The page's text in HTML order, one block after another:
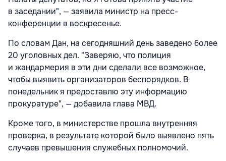
в заседании", — заявила министр на пресс-
конференции в воскресенье.
По словам Дан, на сегодняшний день заведено более
20 уголовных дел. "Заверяю, что полиция
и жандармерия в эти дни сделали все возможное,
чтобы выявить организаторов беспорядков. В
понедельник я предоставлю эту информацию
прокуратуре", — добавила глава МВД.
Кроме того, в министерстве прошла внутренняя
проверка, в результате которой было выявлено пять
случаев превышения служебных полномочий.